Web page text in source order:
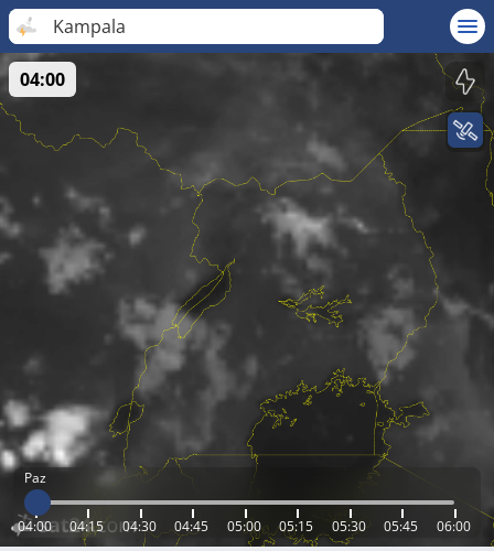
Kampala
Paz
04:00 04:15 04:30 04:45 05:00 05:15 05:30 05:45 06:00
04:00